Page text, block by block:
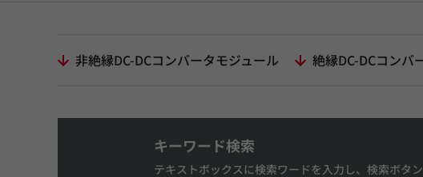
非絶縁DC-DCコンバータモジュール 絶縁DC-DCコンバ
キーワード検索
テキストボックスに検索ワードを入力し、検索ボタ